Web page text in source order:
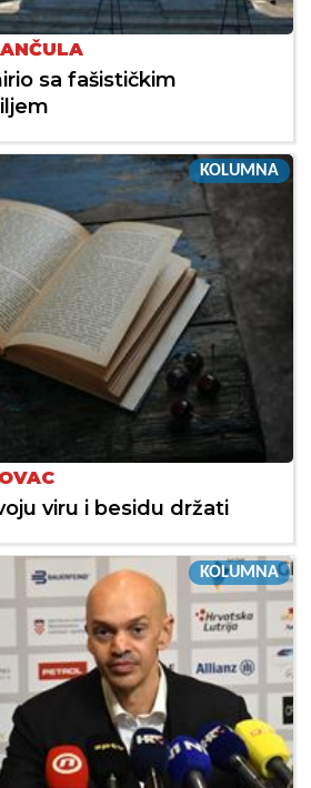
sa fašističkim
KOLUMNA
viru i besidu držati
KOLUMNA